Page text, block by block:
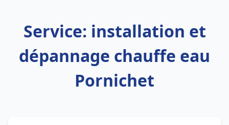
Service: installation et
dépannage chauffe eau
Pornichet